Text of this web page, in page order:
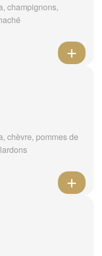
champignons,
chèvre, pommes de